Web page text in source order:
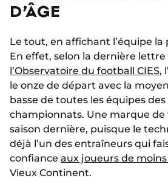
D’ÂGE
Le tout, en affichant l’équipe la
En effet, selon la dernière
l’Observatoire du football CIES,
le onze de départ avec la
basse de toutes les équipes
championnats. Une marque de
saison dernière, puisque le
déjà l’un des entraîneurs qui
confiance aux joueurs de moins
Vieux Continent.